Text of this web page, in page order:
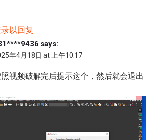
以回复
says:
年4月18日 at 上午10:17
视频破解完后提示这个，然后就会退出